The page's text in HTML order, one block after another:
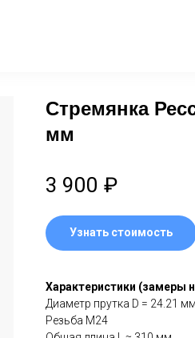
Стремянка
мм
3 900 ₽
Узнать стоимость
Харaктeриcтики (зaмeры
Диамeтp прутка D = 24.21 мм
Резьбa М24